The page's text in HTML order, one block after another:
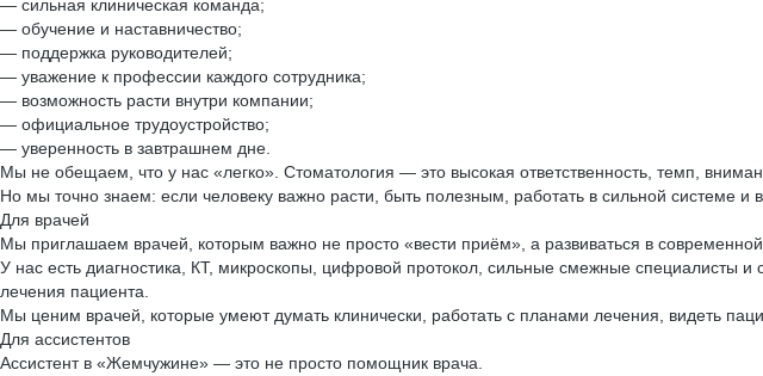
— сильная клиническая команда;
— обучение и наставничество;
— поддержка руководителей;
— уважение к профессии каждого сотрудника;
— возможность расти внутри компании;
— официальное трудоустройство;
— уверенность в завтрашнем дне.
Мы не обещаем, что у нас «легко». Стоматология — это высокая ответственность, темп,
Но мы точно знаем: если человеку важно расти, быть полезным, работать в сильной системе и
Для врачей
Мы приглашаем врачей, которым важно не просто «вести приём», а развиваться в современной
У нас есть диагностика, КТ, микроскопы, цифровой протокол, сильные смежные специалисты и
лечения пациента.
Мы ценим врачей, которые умеют думать клинически, работать с планами лечения, видеть
Для ассистентов
Ассистент в «Жемчужине» — это не просто помощник врача.